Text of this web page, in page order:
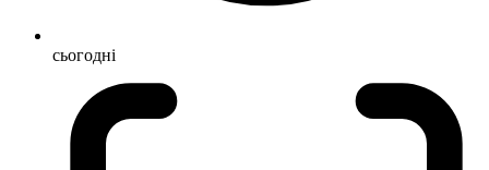
сьогодні